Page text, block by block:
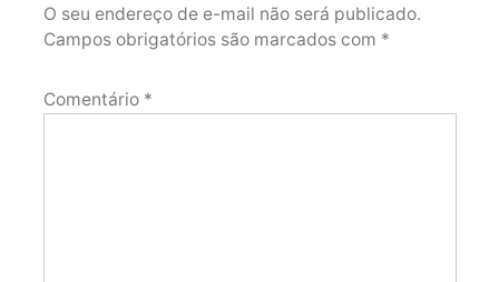
O seu endereço de e-mail não será publicado.
Campos obrigatórios são marcados com *
Comentário *